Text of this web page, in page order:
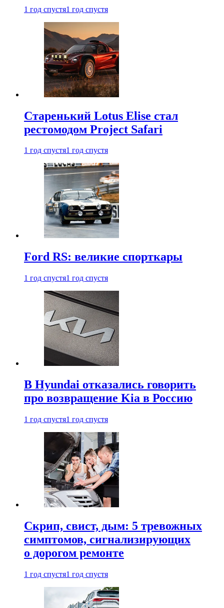
1 год спустя1 год спустя
Старенький Lotus Elise стал
рестомодом Project Safari
1 год спустя1 год спустя
Ford RS: великие спорткары
1 год спустя1 год спустя
В Hyundai отказались говорить
про возвращение Kia в Россию
1 год спустя1 год спустя
Скрип, свист, дым: 5 тревожных
симптомов, сигнализирующих
о дорогом ремонте
1 год спустя1 год спустя